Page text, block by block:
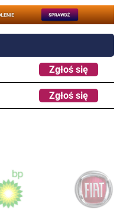
Zgłoś się
Zgłoś się